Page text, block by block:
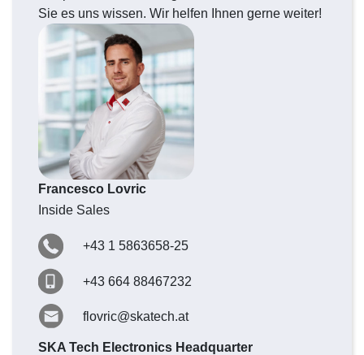
Sie es uns wissen. Wir helfen Ihnen gerne weiter!
Francesco Lovric
Inside Sales
+43 1 5863658-25
+43 664 88467232
flovric@skatech.at
SKA Tech Electronics Headquarter